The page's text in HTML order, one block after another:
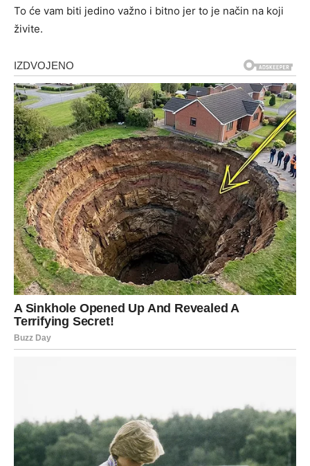
To će vam biti jedino važno i bitno jer to je način na koji
živite.